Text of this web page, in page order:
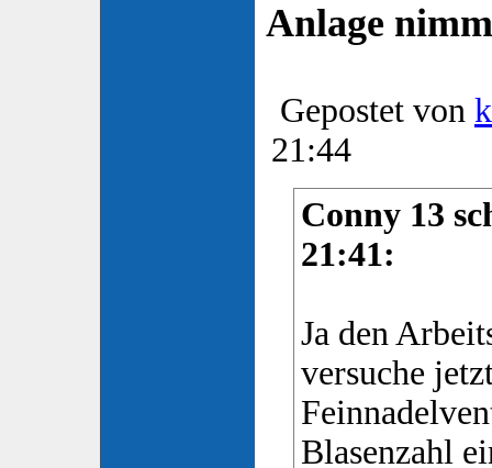
Anlage
Gepostet von
21:44
Conny 13
21:41:
Ja den
versuche
Blasenzahl